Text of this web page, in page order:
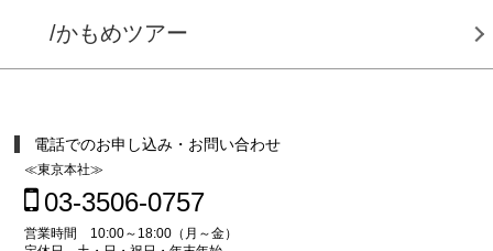
/かもめツアー
電話でのお申し込み・お問い合わせ
≪東京本社≫
03-3506-0757
営業時間 10:00～18:00（月～金）